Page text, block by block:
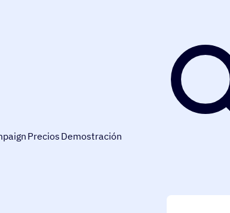
Precios Demostración